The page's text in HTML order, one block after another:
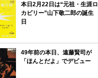
本日2月22日は“元祖・生涯ロ
カビリー”山下敬二郎の誕生
日
49年前の本日、遠藤賢司が
「ほんとだよ」でデビュー